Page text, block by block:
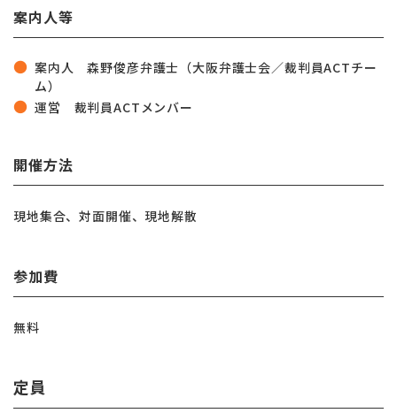
案内人等
案内人 森野俊彦弁護士（大阪弁護士会／裁判員ACTチー
ム）
運営 裁判員ACTメンバー
開催方法
現地集合、対面開催、現地解散
参加費
無料
定員